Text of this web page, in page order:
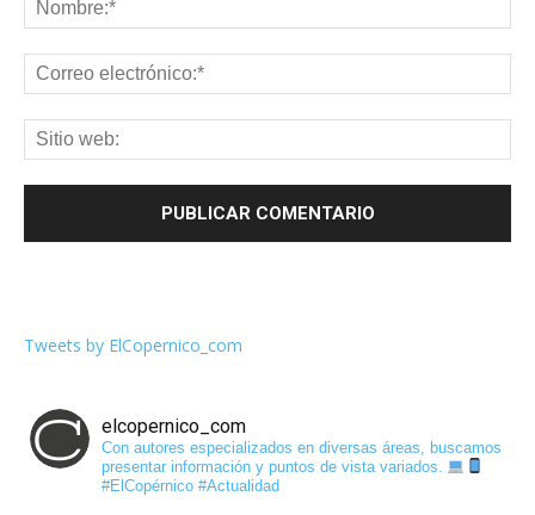
Tweets by ElCopernico_com
elcopernico_com
Con autores especializados en diversas áreas, buscamos
presentar información y puntos de vista variados.
#ElCopérnico #Actualidad